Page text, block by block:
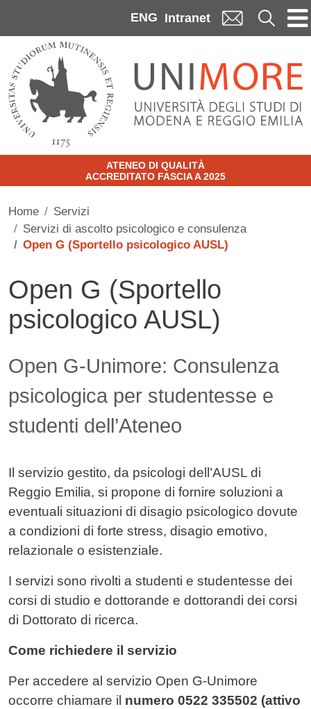
ENG Intranet Cerca
ATENEO DI QUALITÀ
ACCREDITATO FASCIA A 2025
Home
Servizi
Servizi di ascolto psicologico e consulenza
Open G (Sportello psicologico AUSL)
Open G (Sportello
psicologico AUSL)
Contenuto
Open G-Unimore: Consulenza
psicologica per studentesse e
studenti dell’Ateneo
Il servizio gestito, da psicologi dell’AUSL di
Reggio Emilia, si propone di fornire soluzioni a
eventuali situazioni di disagio psicologico dovute
a condizioni di forte stress, disagio emotivo,
relazionale o esistenziale.
I servizi sono rivolti a studenti e studentesse dei
corsi di studio e dottorande e dottorandi dei corsi
di Dottorato di ricerca.
Come richiedere il servizio
Per accedere al servizio Open G-Unimore
occorre chiamare il numero 0522 335502 (attivo